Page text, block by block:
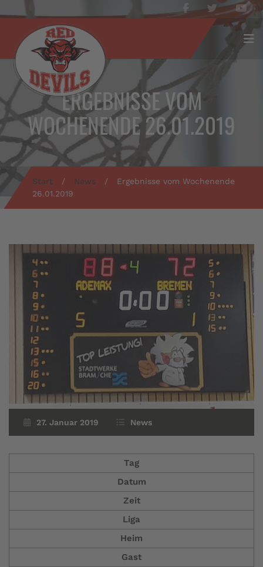
ERGEBNISSE VOM
WOCHENENDE 26.01.2019
Start / News /
Ergebnisse vom Wochenende
26.01.2019
27. Januar 2019 News
Tag
Datum
Zeit
Liga
Heim
Gast